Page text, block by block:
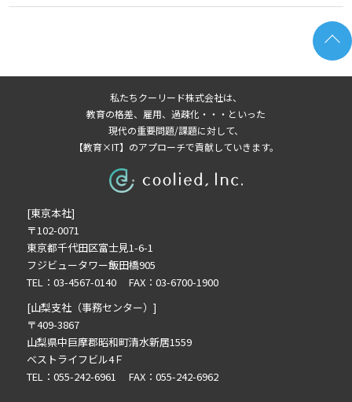
2025年8月の記事一覧(1)
2025年6月の記事一覧(1)
2025年4月の記事一覧(1)
2025年3月の記事一覧(1)
2025年2月の記事一覧(1)
2024年9月の記事一覧(1)
2024年6月の記事一覧(1)
2024年5月の記事一覧(2)
2024年3月の記事一覧(2)
2023年10月の記事一覧(1)
2023年3月の記事一覧(2)
2022年12月の記事一覧(1)
2022年8月の記事一覧(1)
私たちクーリード株式会社は、
教育の格差、雇用、過疎化・・・といった
現代の重要問題/課題に対して、
【教育×IT】のアプローチで貢献していきます。
[東京本社]
〒102-0071
東京都千代田区富士見1-6-1
フジビュータワー飯田橋905
TEL：03-4567-0140 FAX：03-6700-1900
[山梨支社（事務センター）]
〒409-3867
山梨県中巨摩郡昭和町清水新居1559
ベストライフビル4Ｆ
TEL：055-242-6961 FAX：055-242-6962